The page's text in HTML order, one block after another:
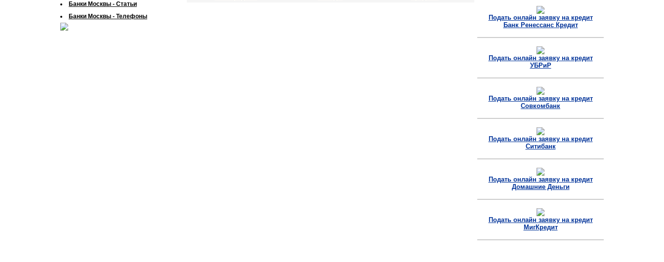
Банки Москвы - Статьи
Банки Москвы - Телефоны
Подать онлайн заявку на кредит
Банк Ренессанс Кредит
Подать онлайн заявку на кредит
УБРиР
Подать онлайн заявку на кредит
Совкомбанк
Подать онлайн заявку на кредит
Ситибанк
Подать онлайн заявку на кредит
Домашние Деньги
Подать онлайн заявку на кредит
МигКредит